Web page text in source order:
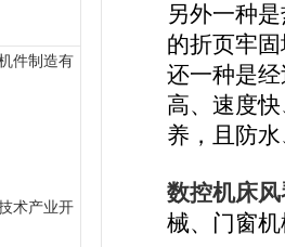
件制造有
术产业开
另外一种
的折页牢
还一种是
高、速度
养，且防
数控机床
械、门窗